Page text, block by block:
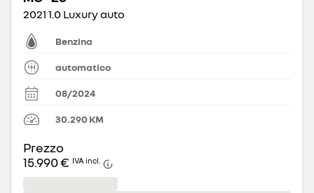
2021 1.0 Luxury auto
Benzina
automatico
08/2024
30.290KM
Prezzo
15.990 € IVA incl.